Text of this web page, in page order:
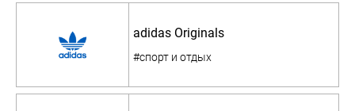
adidas Originals
#спорт и отдых